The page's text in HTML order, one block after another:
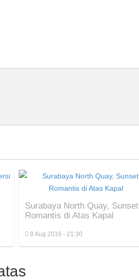
Surabaya North Quay, Sunset
Romantis di Atas Kapal
8 Aug 2016 - 21:30